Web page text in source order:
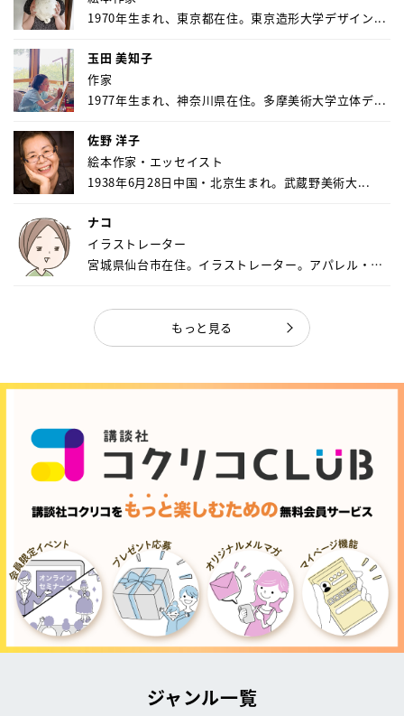
1970年生まれ、東京都在住。東京造形大学デザイン...
玉田 美知子
作家
1977年生まれ、神奈川県在住。多摩美術大学立体デ...
佐野 洋子
絵本作家・エッセイスト
1938年6月28日中国・北京生まれ。武蔵野美術大...
ナコ
イラストレーター
宮城県仙台市在住。イラストレーター。アパレル・キ
もっと見る
ジャンル一覧